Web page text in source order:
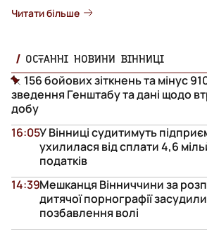
Читати більше
ОСТАННІ НОВИНИ ВІННИЦІ
156 бойових зіткнень та мінус
зведення Генштабу та дані щодо
добу
У Вінниці судитимуть
ухилилася від сплати 4,6
податків
16:05
Мешканця Вінниччини за
дитячої порнографії
позбавлення волі
14:39